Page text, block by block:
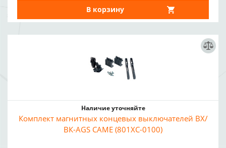
В корзину
Наличие уточняйте
Комплект магнитных концевых выключателей ВХ/
ВК-AGS CAME (801XC-0100)